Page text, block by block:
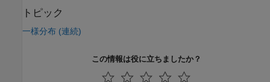
トピック
一様分布 (連続)
この情報は役に立ちましたか？